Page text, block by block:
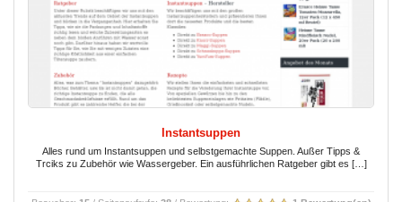
Instantsuppen
Alles rund um Instantsuppen und selbstgemachte Suppen. Außer Tipps &
Trciks zu Zubehör wie Wassergeber. Ein ausführlichen Ratgeber gibt es […]